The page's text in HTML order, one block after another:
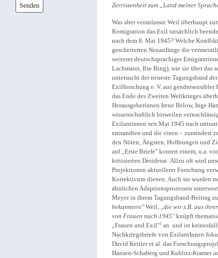
Senden
Zerrissenheit zum „Land meiner
Was aber veranlasste Weil überhaupt
Remigration das Exil tatsächlich
nach dem 8. Mai 1945? Welche
gescheiterten Neuanfänge die
weiterer deutschsprachiger
Lachmann, Ilse Bing), wie sie über das
untersucht der neueste Tagungsband
Exilforschung e. V. aus gendersensibler
das Ende des Zweiten Weltkrieges
Herausgeberinnen Irene Below, Inge
wissenschaftlich bisweilen
Exilantinnen seit Mai 1945 nach
entsandten und die einen - zumindest
den Nöten, Ängsten, Hoffnungen und
auf „Erste Briefe" kontert einem, u.a.
kritisierten Desiderat: Allzu oft wird
Projektionen aktuellerer Forschung
Korrektivum dienen. Auch sie wurden
ähnlichen Adaptionsprozessen
Meyer in ihrem Tagungsband-Beitrag
bekanntere"Weil, „die wir z.B. aus
von Frauen nach 1945"knüpft
„Frauen und Exil"1 an und ist
Nachkriegsbriefe von ExilantInnen
David Kettler et al. das
Hansen-Schaberg und Kublitz-Kramer